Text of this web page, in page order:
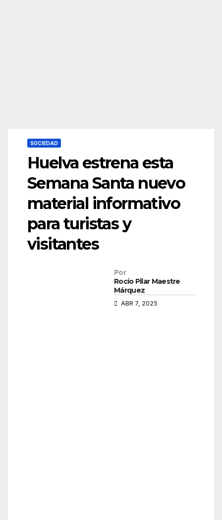
SOCIEDAD
Huelva estrena esta
Semana Santa nuevo
material informativo
para turistas y
visitantes
Por
Rocío Pilar Maestre
Márquez
ABR 7, 2025